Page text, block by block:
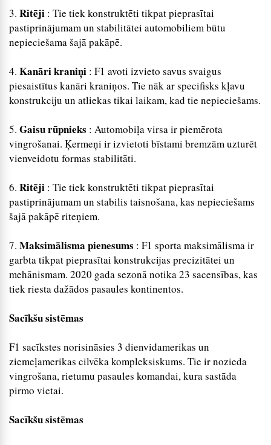
3. Ritēji : Tie tiek konstruktēti tikpat pieprasītai
pastiprinājumam un stabilitātei automobiliem būtu
nepieciešama šajā pakāpē.
4. Kanāri kraniņi : F1 avoti izvieto savus svaigus
piesaistītus kanāri kraniņos. Tie nāk ar specifisks kļavu
konstrukciju un atliekas tikai laikam, kad tie nepieciešams.
5. Gaisu rūpnieks : Automobiļa virsa ir piemērota
vingrošanai. Ķermeņi ir izvietoti bīstami bremzām uzturēt
vienveidotu formas stabilitāti.
6. Ritēji : Tie tiek konstruktēti tikpat pieprasītai
pastiprinājumam un stabilis taisnošana, kas nepieciešams
šajā pakāpē riteņiem.
7. Maksimālisma pienesums : F1 sporta maksimālisma ir
garbta tikpat pieprasītai konstrukcijas precizitātei un
mehānismam. 2020 gada sezonā notika 23 sacensības, kas
tiek riesta dažādos pasaules kontinentos.
Sacīkšu sistēmas
F1 sacīkstes norisināsies 3 dienvidamerikas un
ziemeļamerikas cilvēka kompleksiskums. Tie ir nozieda
vingrošana, rietumu pasaules komandai, kura sastāda
pirmo vietai.
Sacīkšu sistēmas